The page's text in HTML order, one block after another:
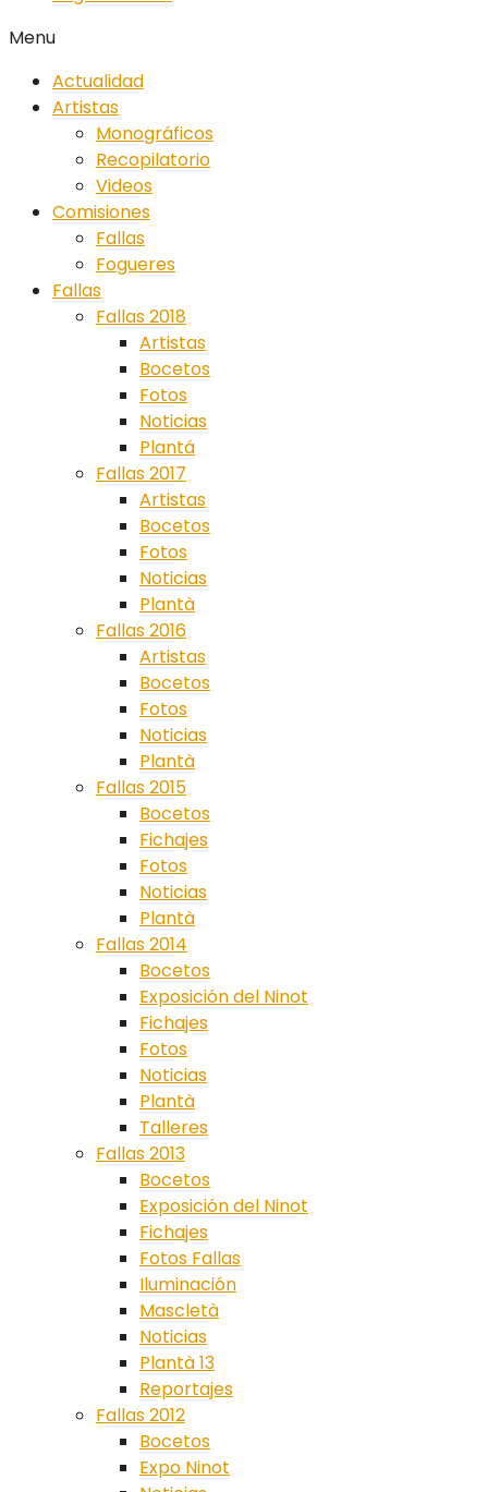
Menu
Actualidad
Artistas
Monográficos
Recopilatorio
Videos
Comisiones
Fallas
Fogueres
Fallas
Fallas 2018
Artistas
Bocetos
Fotos
Noticias
Plantá
Fallas 2017
Artistas
Bocetos
Fotos
Noticias
Plantà
Fallas 2016
Artistas
Bocetos
Fotos
Noticias
Plantà
Fallas 2015
Bocetos
Fichajes
Fotos
Noticias
Plantà
Fallas 2014
Bocetos
Exposición del Ninot
Fichajes
Fotos
Noticias
Plantà
Talleres
Fallas 2013
Bocetos
Exposición del Ninot
Fichajes
Fotos Fallas
Iluminación
Mascletà
Noticias
Plantà 13
Reportajes
Fallas 2012
Bocetos
Expo Ninot